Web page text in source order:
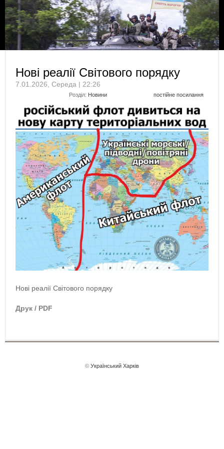
Нові реалії Світового порядку
7.01.2026, Середа | 22:26
Розділ: Новини постійне посилання
Нові реалії Світового порядку
Друк / PDF
© Український Харків